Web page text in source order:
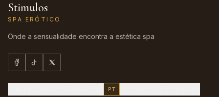
Stimulos
SPA ERÓTICO
Onde a sensualidade encontra a estética spa
PT